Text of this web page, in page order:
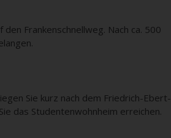
Frankenschnellweg. Nach ca. 500
Sie kurz nach dem Friedrich-Ebert-
das Studentenwohnheim erreichen.